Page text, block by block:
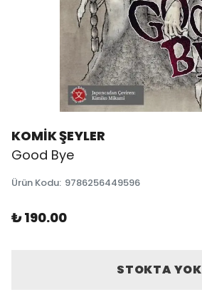
KOMİK ŞEYLER
Good Bye
Ürün Kodu: 9786256449596
₺ 190.00
STOKTA YOK